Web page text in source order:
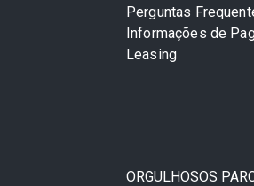
Perguntas
Informações de
Leasing
ORGULHOSOS